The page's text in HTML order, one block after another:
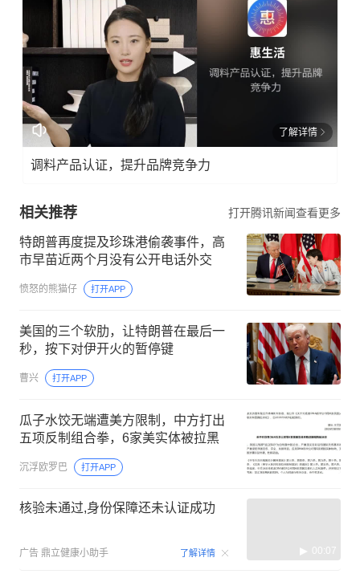
了解详情
调料产品认证，提升品牌竞争力
相关推荐 打开腾讯新闻查看更多
特朗普再度提及珍珠港偷袭事件，高
市早苗近两个月没有公开电话外交
愤怒的熊猫仔 打开APP
美国的三个软肋，让特朗普在最后一
秒，按下对伊开火的暂停键
曹兴 打开APP
瓜子水饺无端遭美方限制，中方打出
五项反制组合拳，6家美实体被拉黑
沉浮欧罗巴 打开APP
核验未通过,身份保障还未认证成功
广告 鼎立健康小助手 了解详情 00:07